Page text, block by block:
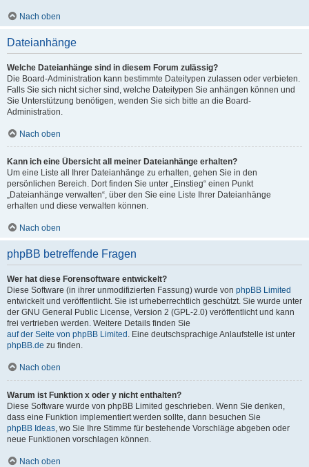
Nach oben
Dateianhänge
Welche Dateianhänge sind in diesem Forum zulässig?
Die Board-Administration kann bestimmte Dateitypen zulassen oder verbieten.
Falls Sie sich nicht sicher sind, welche Dateitypen Sie anhängen können und
Sie Unterstützung benötigen, wenden Sie sich bitte an die Board-
Administration.
Nach oben
Kann ich eine Übersicht all meiner Dateianhänge erhalten?
Um eine Liste all Ihrer Dateianhänge zu erhalten, gehen Sie in den
persönlichen Bereich. Dort finden Sie unter „Einstieg“ einen Punkt
„Dateianhänge verwalten“, über den Sie eine Liste Ihrer Dateianhänge
erhalten und diese verwalten können.
Nach oben
phpBB betreffende Fragen
Wer hat diese Forensoftware entwickelt?
Diese Software (in ihrer unmodifizierten Fassung) wurde von phpBB Limited
entwickelt und veröffentlicht. Sie ist urheberrechtlich geschützt. Sie wurde unter
der GNU General Public License, Version 2 (GPL-2.0) veröffentlicht und kann
frei vertrieben werden. Weitere Details finden Sie
auf der Seite von phpBB Limited . Eine deutschsprachige Anlaufstelle ist unter
phpBB.de zu finden.
Nach oben
Warum ist Funktion x oder y nicht enthalten?
Diese Software wurde von phpBB Limited geschrieben. Wenn Sie denken,
dass eine Funktion implementiert werden sollte, dann besuchen Sie
phpBB Ideas, wo Sie Ihre Stimme für bestehende Vorschläge abgeben oder
neue Funktionen vorschlagen können.
Nach oben